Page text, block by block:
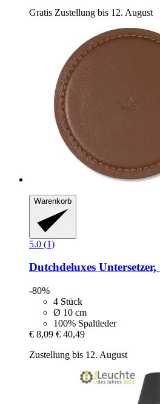
Gratis Zustellung bis 12. August
Warenkorb
5.0 (1)
Dutchdeluxes
-80%
4 Stück
Ø 10 cm
100% Spaltleder
€ 8,09 € 40,49
Zustellung bis 12. August